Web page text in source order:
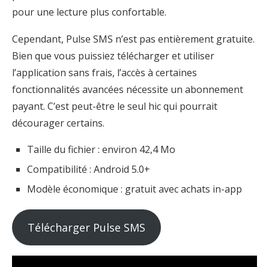
pour une lecture plus confortable.
Cependant, Pulse SMS n’est pas entièrement gratuite.
Bien que vous puissiez télécharger et utiliser
l’application sans frais, l’accès à certaines
fonctionnalités avancées nécessite un abonnement
payant. C’est peut-être le seul hic qui pourrait
décourager certains.
Taille du fichier : environ 42,4 Mo
Compatibilité : Android 5.0+
Modèle économique : gratuit avec achats in-app
Télécharger Pulse SMS